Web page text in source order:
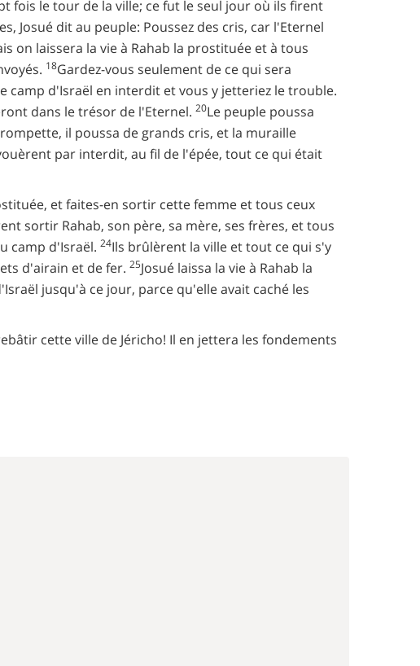
fois le tour de la ville; ce fut le seul jour où ils firent
Josué dit au peuple: Poussez des cris, car l'Eternel
on laissera la vie à Rahab la prostituée et à tous
18Gardez-vous seulement de ce qui sera
camp d'Israël en interdit et vous y jetteriez le trouble.
dans le trésor de l'Eternel. 20Le peuple poussa
il poussa de grands cris, et la muraille
par interdit, au fil de l'épée, tout ce qui était
et faites-en sortir cette femme et tous ceux
sortir Rahab, son père, sa mère, ses frères, et tous
camp d'Israël. 24Ils brûlèrent la ville et tout ce qui s'y
d'airain et de fer. 25Josué laissa la vie à Rahab la
jusqu'à ce jour, parce qu'elle avait caché les
cette ville de Jéricho! Il en jettera les fondements